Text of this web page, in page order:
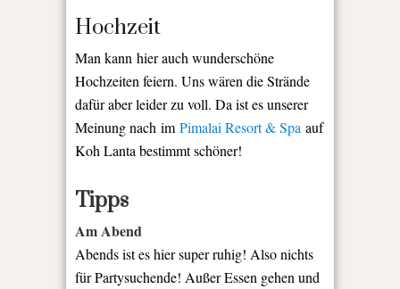
Hochzeit
Man kann hier auch wunderschöne
Hochzeiten feiern. Uns wären die Strände
dafür aber leider zu voll. Da ist es unserer
Meinung nach im Pimalai Resort & Spa auf
Koh Lanta bestimmt schöner!
Tipps
Am Abend
Abends ist es hier super ruhig! Also nichts
für Partysuchende! Außer Essen gehen und